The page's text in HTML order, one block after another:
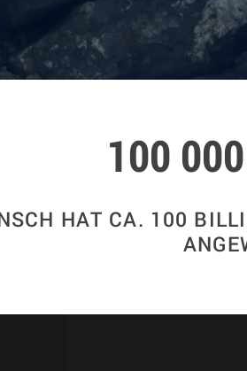
100
HAT CA. 100